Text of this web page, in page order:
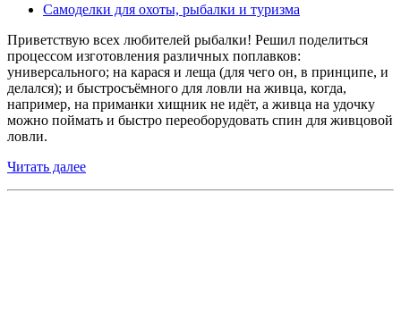
Самоделки для охоты, рыбалки и туризма
Приветствую всех любителей рыбалки! Решил поделиться
процессом изготовления различных поплавков:
универсального; на карася и леща (для чего он, в принципе, и
делался); и быстросъёмного для ловли на живца, когда,
например, на приманки хищник не идёт, а живца на удочку
можно поймать и быстро переоборудовать спин для живцовой
ловли.
Читать далее